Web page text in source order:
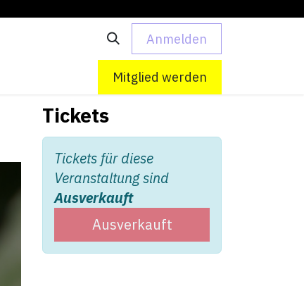
Anmelden
Mitglied werden
Tickets
Tickets für diese
Veranstaltung sind
Ausverkauft
Ausverkauft